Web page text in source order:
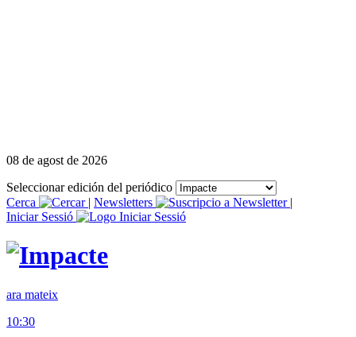
08 de agost de 2026
Seleccionar edición del periódico
Cerca
| Newsletters
|
Iniciar Sessió
ara mateix
10:30